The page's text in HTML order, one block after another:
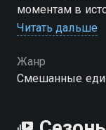
моментам в
легендарными
Читать дальше
Жанр
Смешанные